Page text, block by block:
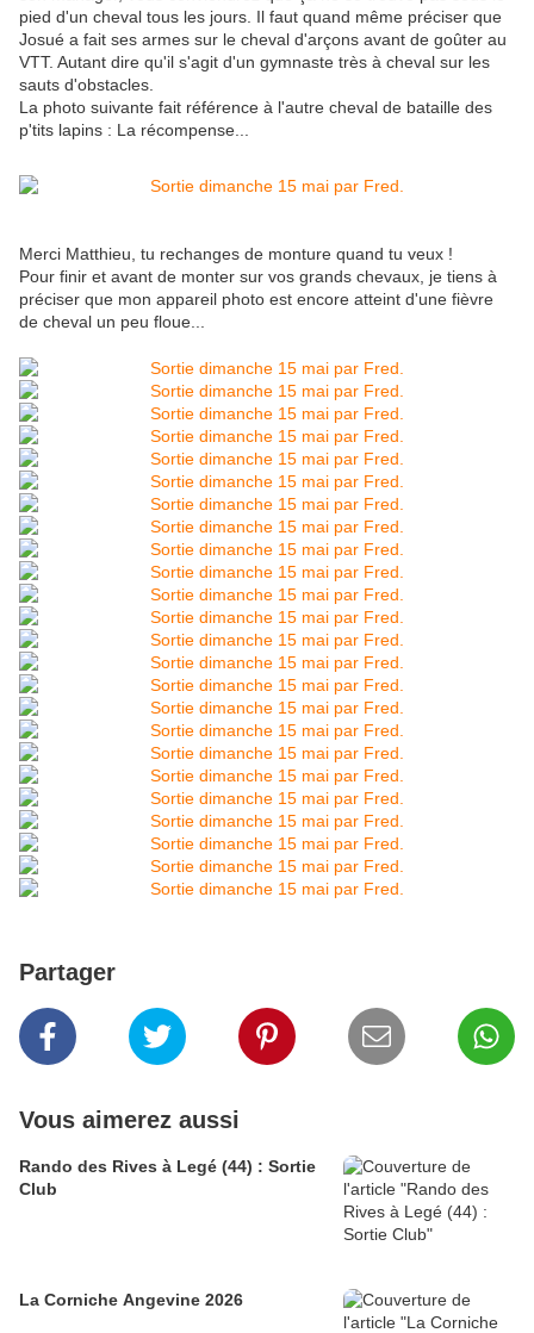
pied d'un cheval tous les jours. Il faut quand même préciser que
Josué a fait ses armes sur le cheval d'arçons avant de goûter au
VTT. Autant dire qu'il s'agit d'un gymnaste très à cheval sur les
sauts d'obstacles.
La photo suivante fait référence à l'autre cheval de bataille des
p'tits lapins : La récompense...
Merci Matthieu, tu rechanges de monture quand tu veux !
Pour finir et avant de monter sur vos grands chevaux, je tiens à
préciser que mon appareil photo est encore atteint d'une fièvre
de cheval un peu floue...
Partager
Vous aimerez aussi
Rando des Rives à Legé (44) : Sortie
Club
La Corniche Angevine 2026